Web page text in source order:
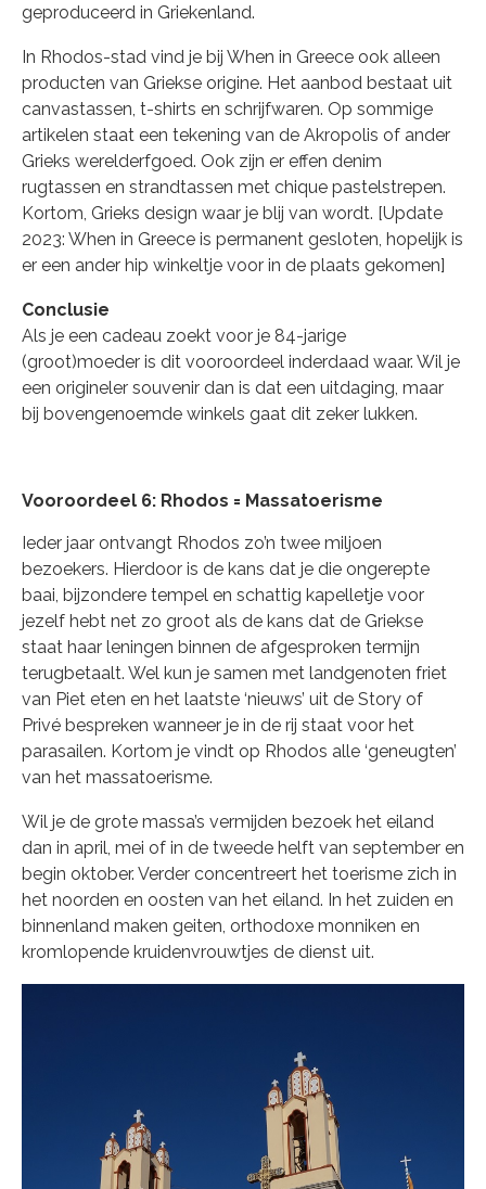
geproduceerd in Griekenland.
In Rhodos-stad vind je bij When in Greece ook alleen
producten van Griekse origine. Het aanbod bestaat uit
canvastassen, t-shirts en schrijfwaren. Op sommige
artikelen staat een tekening van de Akropolis of ander
Grieks werelderfgoed. Ook zijn er effen denim
rugtassen en strandtassen met chique pastelstrepen.
Kortom, Grieks design waar je blij van wordt. [Update
2023: When in Greece is permanent gesloten, hopelijk is
er een ander hip winkeltje voor in de plaats gekomen]
Conclusie
Als je een cadeau zoekt voor je 84-jarige
(groot)moeder is dit vooroordeel inderdaad waar. Wil je
een origineler souvenir dan is dat een uitdaging, maar
bij bovengenoemde winkels gaat dit zeker lukken.
Vooroordeel 6: Rhodos = Massatoerisme
Ieder jaar ontvangt Rhodos zo’n twee miljoen
bezoekers. Hierdoor is de kans dat je die ongerepte
baai, bijzondere tempel en schattig kapelletje voor
jezelf hebt net zo groot als de kans dat de Griekse
staat haar leningen binnen de afgesproken termijn
terugbetaalt. Wel kun je samen met landgenoten friet
van Piet eten en het laatste ‘nieuws’ uit de Story of
Privé bespreken wanneer je in de rij staat voor het
parasailen. Kortom je vindt op Rhodos alle ‘geneugten’
van het massatoerisme.
Wil je de grote massa’s vermijden bezoek het eiland
dan in april, mei of in de tweede helft van september en
begin oktober. Verder concentreert het toerisme zich in
het noorden en oosten van het eiland. In het zuiden en
binnenland maken geiten, orthodoxe monniken en
kromlopende kruidenvrouwtjes de dienst uit.